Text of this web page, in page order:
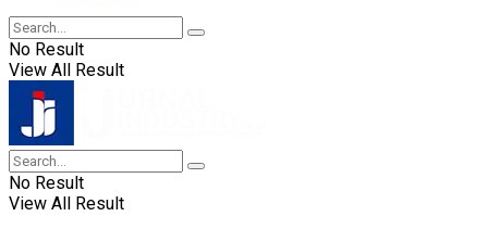
No Result
View All Result
No Result
View All Result